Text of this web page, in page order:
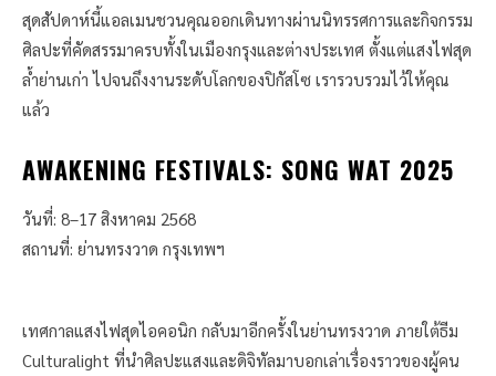
สุดสัปดาห์นี้แอลเมนชวนคุณออกเดินทางผ่านนิทรรศการและกิจกรรม
ศิลปะที่คัดสรรมาครบทั้งในเมืองกรุงและต่างประเทศ ตั้งแต่แสงไฟสุด
ล้ำย่านเก่า ไปจนถึงงานระดับโลกของปิกัสโซ เรารวบรวมไว้ให้คุณ
แล้ว
AWAKENING FESTIVALS: SONG WAT 2025
วันที่: 8–17 สิงหาคม 2568
สถานที่: ย่านทรงวาด กรุงเทพฯ
เทศกาลแสงไฟสุดไอคอนิก กลับมาอีกครั้งในย่านทรงวาด ภายใต้ธีม
Culturalight ที่นำศิลปะแสงและดิจิทัลมาบอกเล่าเรื่องราวของผู้คน